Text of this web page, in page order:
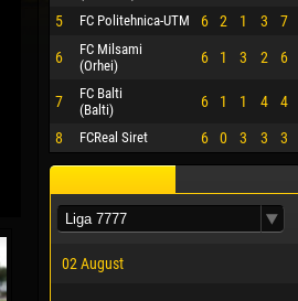
5 FC Politehnica-UTM 6 2 1 3 7
6
FC Milsami
(Orhei)
6 1 3 2 6
7
FC Balti
(Balti)
6 1 1 4 4
8 FCReal Siret 6 0 3 3 3
02 August